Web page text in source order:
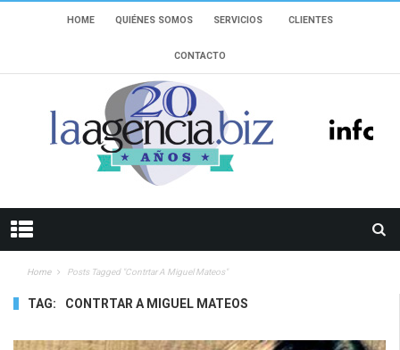
HOME QUIÉNES SOMOS SERVICIOS CLIENTES
CONTACTO
Home Posts Tagged "Contrtar A Miguel Mateos"
TAG: CONTRTAR A MIGUEL MATEOS